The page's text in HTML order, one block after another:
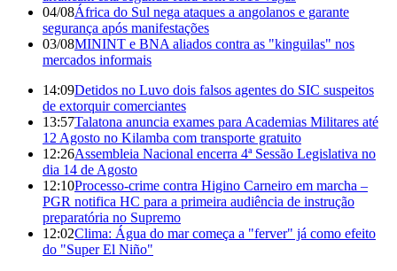
04/08África do Sul nega ataques a angolanos e garante
segurança após manifestações
03/08MININT e BNA aliados contra as "kinguilas" nos
mercados informais
14:09Detidos no Luvo dois falsos agentes do SIC suspeitos
de extorquir comerciantes
13:57Talatona anuncia exames para Academias Militares até
12 Agosto no Kilamba com transporte gratuito
12:26Assembleia Nacional encerra 4ª Sessão Legislativa no
dia 14 de Agosto
12:10Processo-crime contra Higino Carneiro em marcha –
PGR notifica HC para a primeira audiência de instrução
preparatória no Supremo
12:02Clima: Água do mar começa a "ferver" já como efeito
do "Super El Niño"